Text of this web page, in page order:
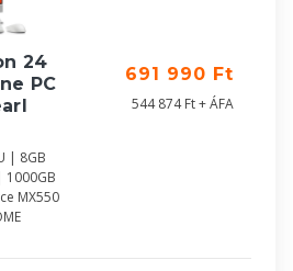
24
PC
| 8GB
1000GB
MX550
691 990 Ft
544 874 Ft + ÁFA